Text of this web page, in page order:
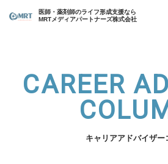
医師・薬剤師のライフ形成支援なら
MRTメディアパートナーズ株式会社
CAREER
キャリアアドバイザー